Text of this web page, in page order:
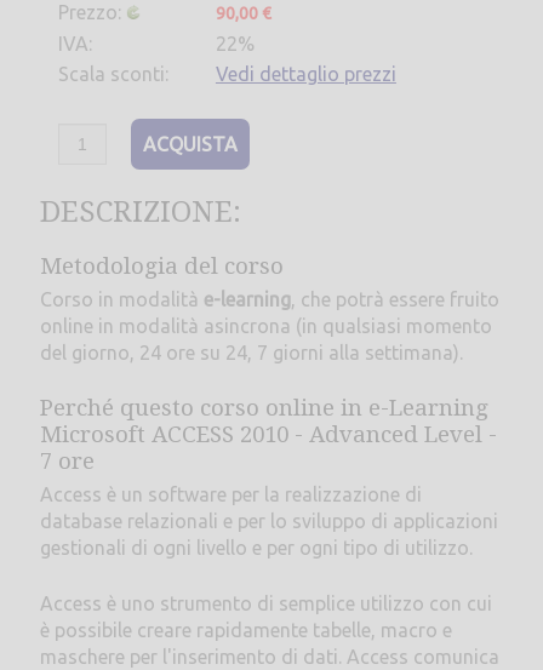
Prezzo:
90,00 €
IVA:
22%
Scala sconti:
Vedi dettaglio prezzi
ACQUISTA
DESCRIZIONE:
Metodologia del corso
Corso in modalità e-learning, che potrà essere fruito
online in modalità asincrona (in qualsiasi momento
del giorno, 24 ore su 24, 7 giorni alla settimana).
Perché questo corso online in e-Learning
Microsoft ACCESS 2010 - Advanced Level -
7 ore
Access è un software per la realizzazione di
database relazionali e per lo sviluppo di applicazioni
gestionali di ogni livello e per ogni tipo di utilizzo.
Access è uno strumento di semplice utilizzo con cui
è possibile creare rapidamente tabelle, macro e
maschere per l'inserimento di dati. Access comunica